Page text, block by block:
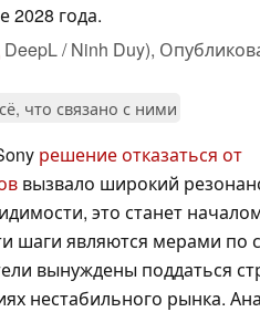
2028 года.
DeepL / Ninh Duy),
что связано с ними
решение отказаться от
вызвало широкий
это станет
шаги являются мерами по
вынуждены поддаться
нестабильного рынка.